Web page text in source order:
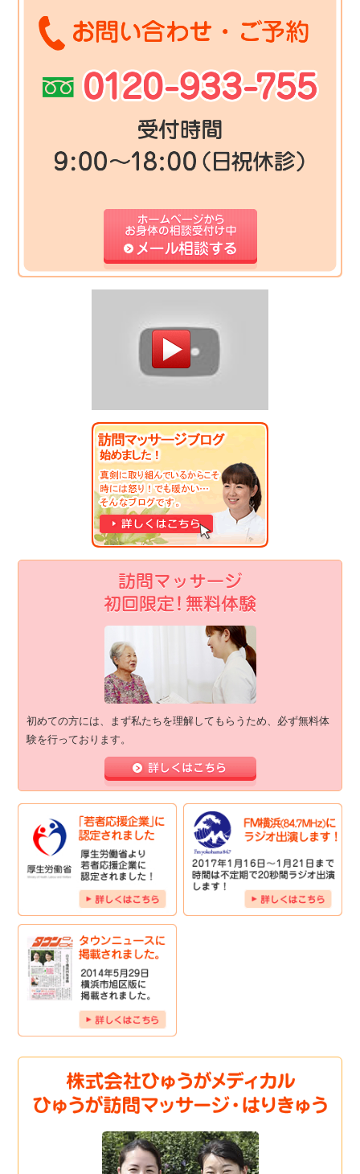
初めての方には、まず私たちを理解してもらうため、必ず無料体
験を行っております。